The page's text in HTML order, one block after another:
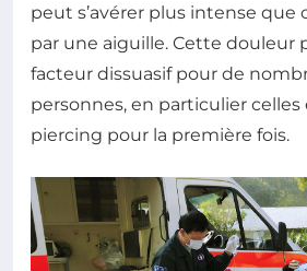
peut s’avérer plus intense que
par une aiguille. Cette douleur
facteur dissuasif pour de
personnes, en particulier
piercing pour la première fois.